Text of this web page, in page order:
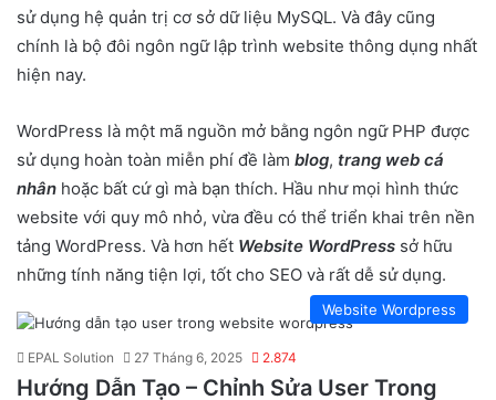
sử dụng hệ quản trị cơ sở dữ liệu MySQL. Và đây cũng
chính là bộ đôi ngôn ngữ lập trình website thông dụng nhất
hiện nay.
WordPress là một mã nguồn mở bằng ngôn ngữ PHP được
sử dụng hoàn toàn miễn phí đề làm blog, trang web cá
nhân hoặc bất cứ gì mà bạn thích. Hầu như mọi hình thức
website với quy mô nhỏ, vừa đều có thể triển khai trên nền
tảng WordPress. Và hơn hết Website WordPress sở hữu
những tính năng tiện lợi, tốt cho SEO và rất dễ sử dụng.
Website Wordpress
EPAL Solution 27 Tháng 6, 2025 2.874
Hướng Dẫn Tạo – Chỉnh Sửa User Trong